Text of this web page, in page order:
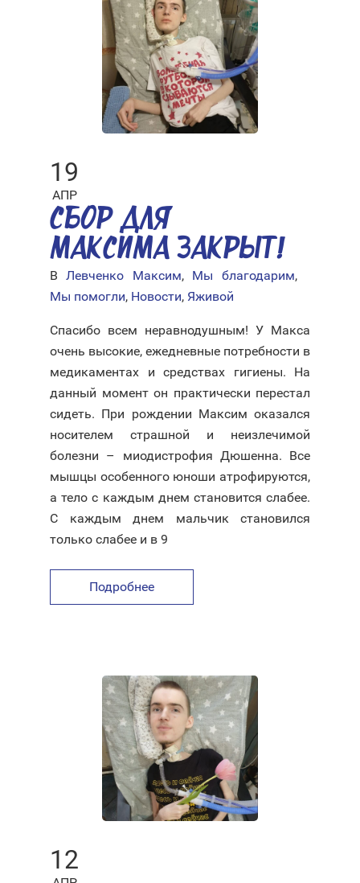
19
АПР
СБОР ДЛЯ
МАКСИМА ЗАКРЫТ!
ВЛевченко Максим, Мы благодарим,
Мы помогли, Новости, Яживой
Спасибо всем неравнодушным! У Макса
очень высокие, ежедневные потребности в
медикаментах и средствах гигиены. На
данный момент он практически перестал
сидеть. При рождении Максим оказался
носителем страшной и неизлечимой
болезни – миодистрофия Дюшенна. Все
мышцы особенного юноши атрофируются,
а тело с каждым днем становится слабее.
С каждым днем мальчик становился
только слабее и в 9
Подробнее
12